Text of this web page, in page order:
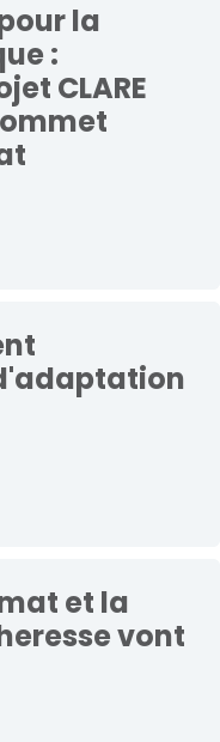
la
:
CLARE
et la
vont